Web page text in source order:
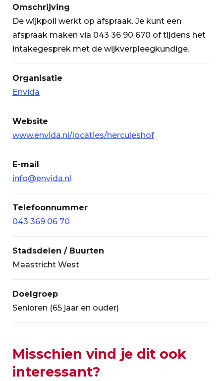
Omschrijving
De wijkpoli werkt op afspraak. Je kunt een
afspraak maken via 043 36 90 670 of tijdens het
intakegesprek met de wijkverpleegkundige.
Organisatie
Envida
Website
www.envida.nl/locaties/herculeshof
E-mail
info@envida.nl
Telefoonnummer
043 369 06 70
Stadsdelen / Buurten
Maastricht West
Doelgroep
Senioren (65 jaar en ouder)
Misschien vind je dit ook
interessant?